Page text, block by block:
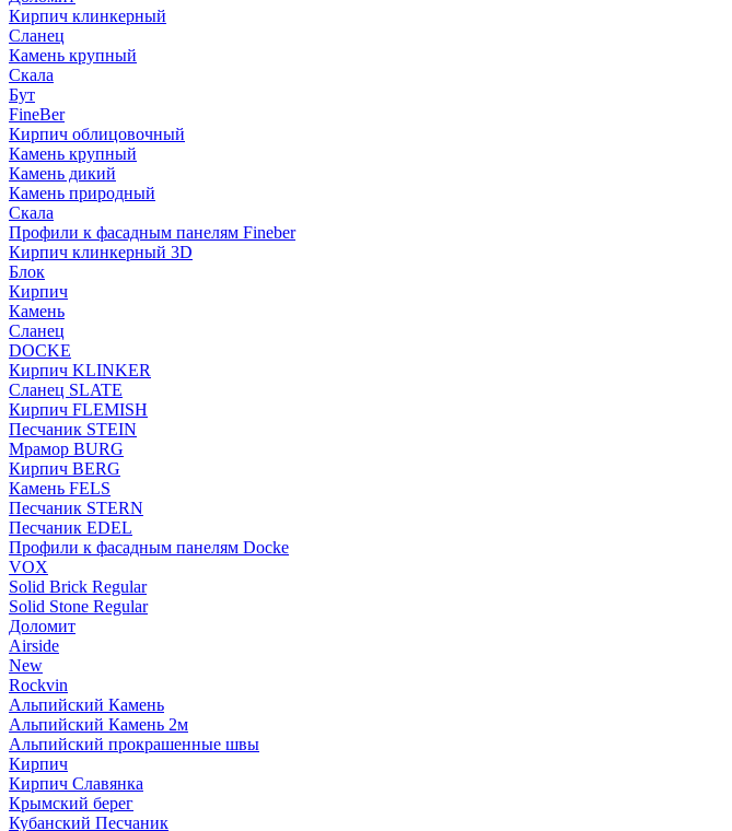
Кирпич клинкерный
Сланец
Камень крупный
Скала
Бут
FineBer
Кирпич облицовочный
Камень крупный
Камень дикий
Камень природный
Скала
Профили к фасадным панелям Fineber
Кирпич клинкерный 3D
Блок
Кирпич
Камень
Сланец
DOCKE
Кирпич KLINKER
Сланец SLATE
Кирпич FLEMISH
Пес­ча­ник STEIN
Мрамор BURG
Кирпич BERG
Камень FELS
Пес­ча­ник STERN
Пес­ча­ник EDEL
Профили к фасадным панелям Docke
VOX
Solid Brick Regular
Solid Stone Regular
Доломит
Airside
New
Rockvin
Альпийский Камень
Альпийский Камень 2м
Альпийский прокрашенные швы
Кирпич
Кирпич Славянка
Крымский берег
Кубанский Песчаник